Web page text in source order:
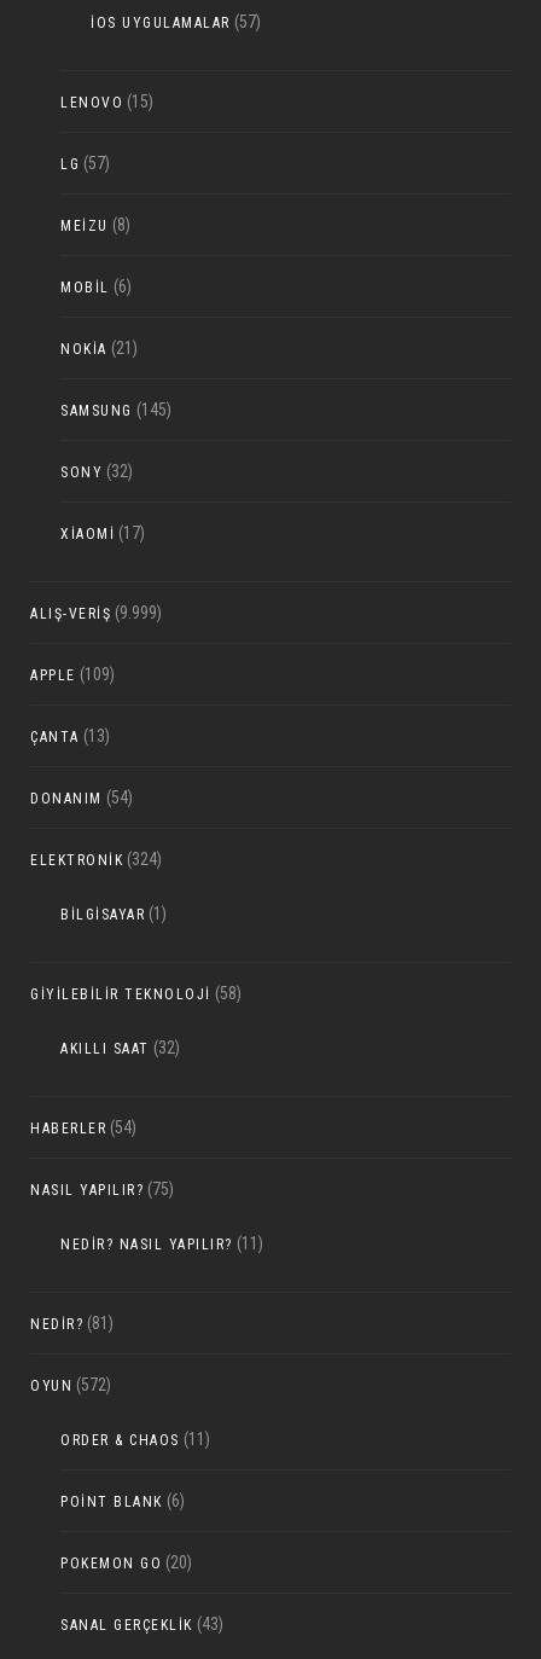
IOS UYGULAMALAR (57)
LENOVO (15)
LG (57)
MEIZU (8)
MOBIL (6)
NOKIA (21)
SAMSUNG (145)
SONY (32)
XIAOMI (17)
ALIŞ-VERIŞ (9.999)
APPLE (109)
ÇANTA (13)
DONANIM (54)
ELEKTRONIK (324)
BILGISAYAR (1)
GIYILEBILIR TEKNOLOJI (58)
AKILLI SAAT (32)
HABERLER (54)
NASIL YAPILIR? (75)
NEDIR? NASIL YAPILIR? (11)
NEDIR? (81)
OYUN (572)
ORDER & CHAOS (11)
POINT BLANK (6)
POKEMON GO (20)
SANAL GERÇEKLIK (43)